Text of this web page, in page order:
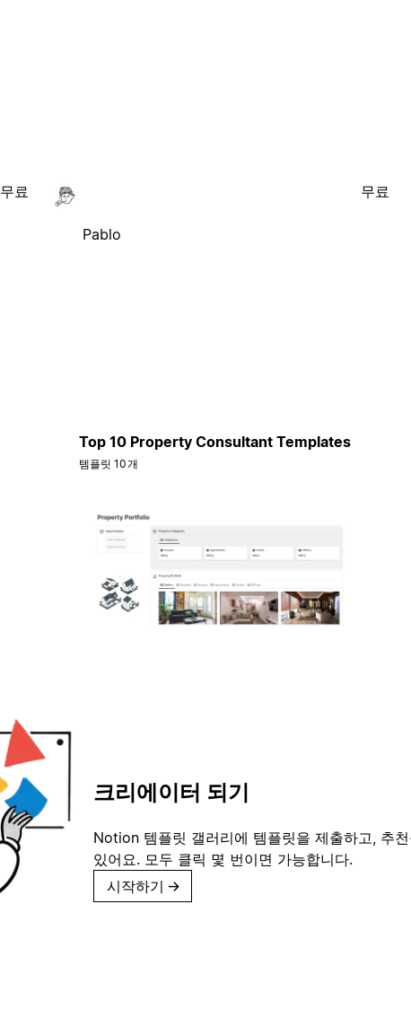
무료
Pablo
무료
Top 10 Property Consultant Templates
템플릿 10개
크리에이터 되기
Notion 템플릿 갤러리에 템플릿을 제출하고, 추
있어요. 모두 클릭 몇 번이면 가능합니다.
시작하기 →